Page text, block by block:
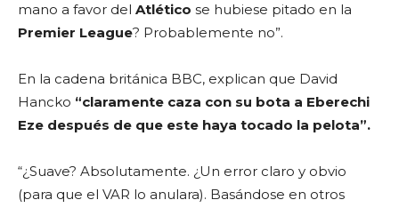
mano a favor del Atlético se hubiese pitado en la
Premier League? Probablemente no”.
En la cadena británica BBC, explican que David
Hancko “claramente caza con su bota a Eberechi
Eze después de que este haya tocado la pelota”.
“¿Suave? Absolutamente. ¿Un error claro y obvio
(para que el VAR lo anulara). Basándose en otros